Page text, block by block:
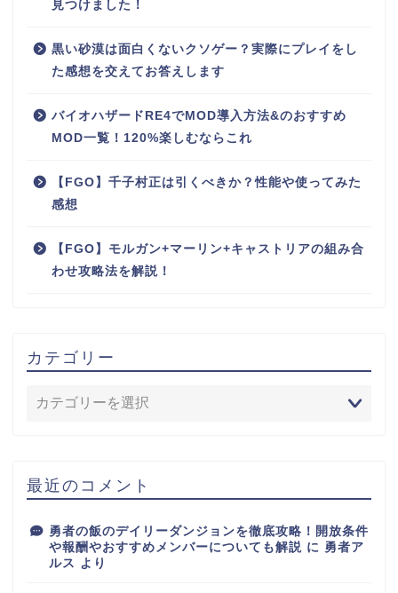
見つけました！
黒い砂漠は面白くないクソゲー？実際にプレイをし
た感想を交えてお答えします
バイオハザードRE4でMOD導入方法&のおすすめ
MOD一覧！120%楽しむならこれ
【FGO】千子村正は引くべきか？性能や使ってみた
感想
【FGO】モルガン+マーリン+キャストリアの組み合
わせ攻略法を解説！
カテゴリー
最近のコメント
勇者の飯のデイリーダンジョンを徹底攻略！開放条件
や報酬やおすすめメンバーについても解説 に 勇者ア
ルス より